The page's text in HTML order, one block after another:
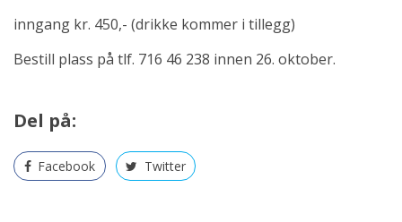
inngang kr. 450,- (drikke kommer i tillegg)
Bestill plass på tlf. 716 46 238 innen 26. oktober.
Del på:
Facebook Twitter